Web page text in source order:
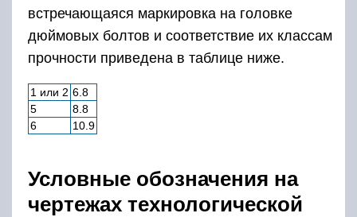
встречающаяся маркировка на головке
дюймовых болтов и соответствие их классам
прочности приведена в таблице ниже.
1 или 2 6.8
5
8.8
6
10.9
Условные обозначения на
чертежах технологической